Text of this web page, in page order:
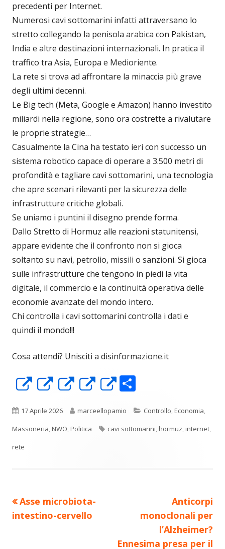
precedenti per Internet.
Numerosi cavi sottomarini infatti attraversano lo
stretto collegando la penisola arabica con Pakistan,
India e altre destinazioni internazionali. In pratica il
traffico tra Asia, Europa e Medioriente.
La rete si trova ad affrontare la minaccia più grave
degli ultimi decenni.
Le Big tech (Meta, Google e Amazon) hanno investito
miliardi nella regione, sono ora costrette a rivalutare
le proprie strategie…
Casualmente la Cina ha testato ieri con successo un
sistema robotico capace di operare a 3.500 metri di
profondità e tagliare cavi sottomarini, una tecnologia
che apre scenari rilevanti per la sicurezza delle
infrastrutture critiche globali.
Se uniamo i puntini il disegno prende forma.
Dallo Stretto di Hormuz alle reazioni statunitensi,
appare evidente che il confronto non si gioca
soltanto su navi, petrolio, missili o sanzioni. Si gioca
sulle infrastrutture che tengono in piedi la vita
digitale, il commercio e la continuità operativa delle
economie avanzate del mondo intero.
Chi controlla i cavi sottomarini controlla i dati e
quindi il mondo!!!
Cosa attendi? Unisciti a disinformazione.it
Apre
una
nuova
Apre
una
nuova
Apre
una
nuova
Apre
una
nuova
Apre
una
nuova
n
di
Pubblicato
17 Aprile 2026 Autore
marceellopamio Categorie
Controllo,Economia,
Massoneria,NWO,Politica Tag
cavi sottomarini,hormuz,internet,
rete
Navigazione
Precedente
articolo:
Asse microbiota-
intestino-cervello
Nuovo
articolo:
Anticorpi
monoclonali per
l’Alzheimer?
Ennesima presa per il